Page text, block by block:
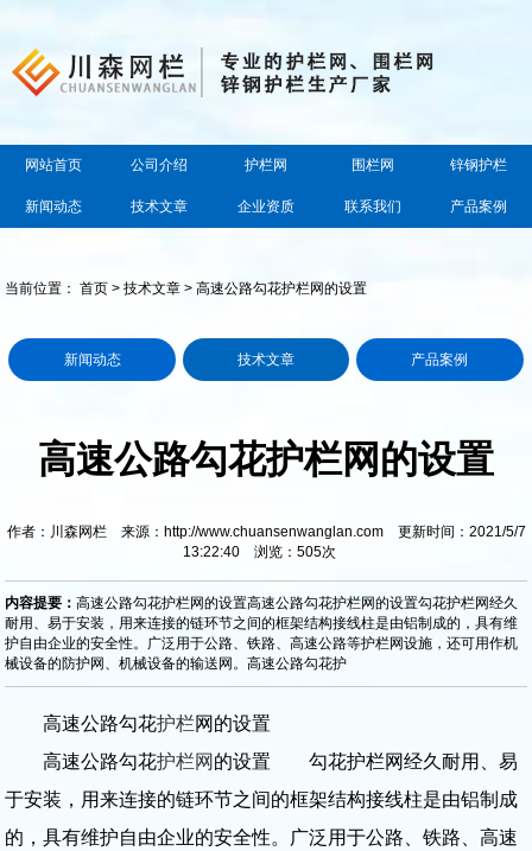
网站首页 公司介绍 护栏网 围栏网 锌钢护栏
新闻动态 技术文章 企业资质 联系我们 产品案例
当前位置：首页 >技术文章 > 高速公路勾花护栏网的设置
新闻动态 技术文章 产品案例
高速公路勾花护栏网的设置
作者：川森网栏 来源：http://www.chuansenwanglan.com 更新时间：2021/5/7
13:22:40 浏览： 505次
内容提要：高速公路勾花护栏网的设置高速公路勾花护栏网的设置勾花护栏网经久
耐用、易于安装，用来连接的链环节之间的框架结构接线柱是由铝制成的，具有维
护自由企业的安全性。广泛用于公路、铁路、高速公路等护栏网设施，还可用作机
械设备的防护网、机械设备的输送网。高速公路勾花护
高速公路勾花护栏网的设置
高速公路勾花护栏网 的设置 勾花护栏网经久耐用、易
于安装，用来连接的链环节之间的框架结构接线柱是由铝制成
的，具有维护自由企业的安全性。广泛用于公路、铁路、高速